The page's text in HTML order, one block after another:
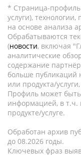
* Страница-
услуги),
на основе анализа
Обрабатываются
(новости, включая
аналитические
содержание
больше публикаций
или продукта/
Профиль может
информацией, в т.ч.
продукте/услуге.
Обработан архив
до 08.2026 годы.
Ключевых фраз